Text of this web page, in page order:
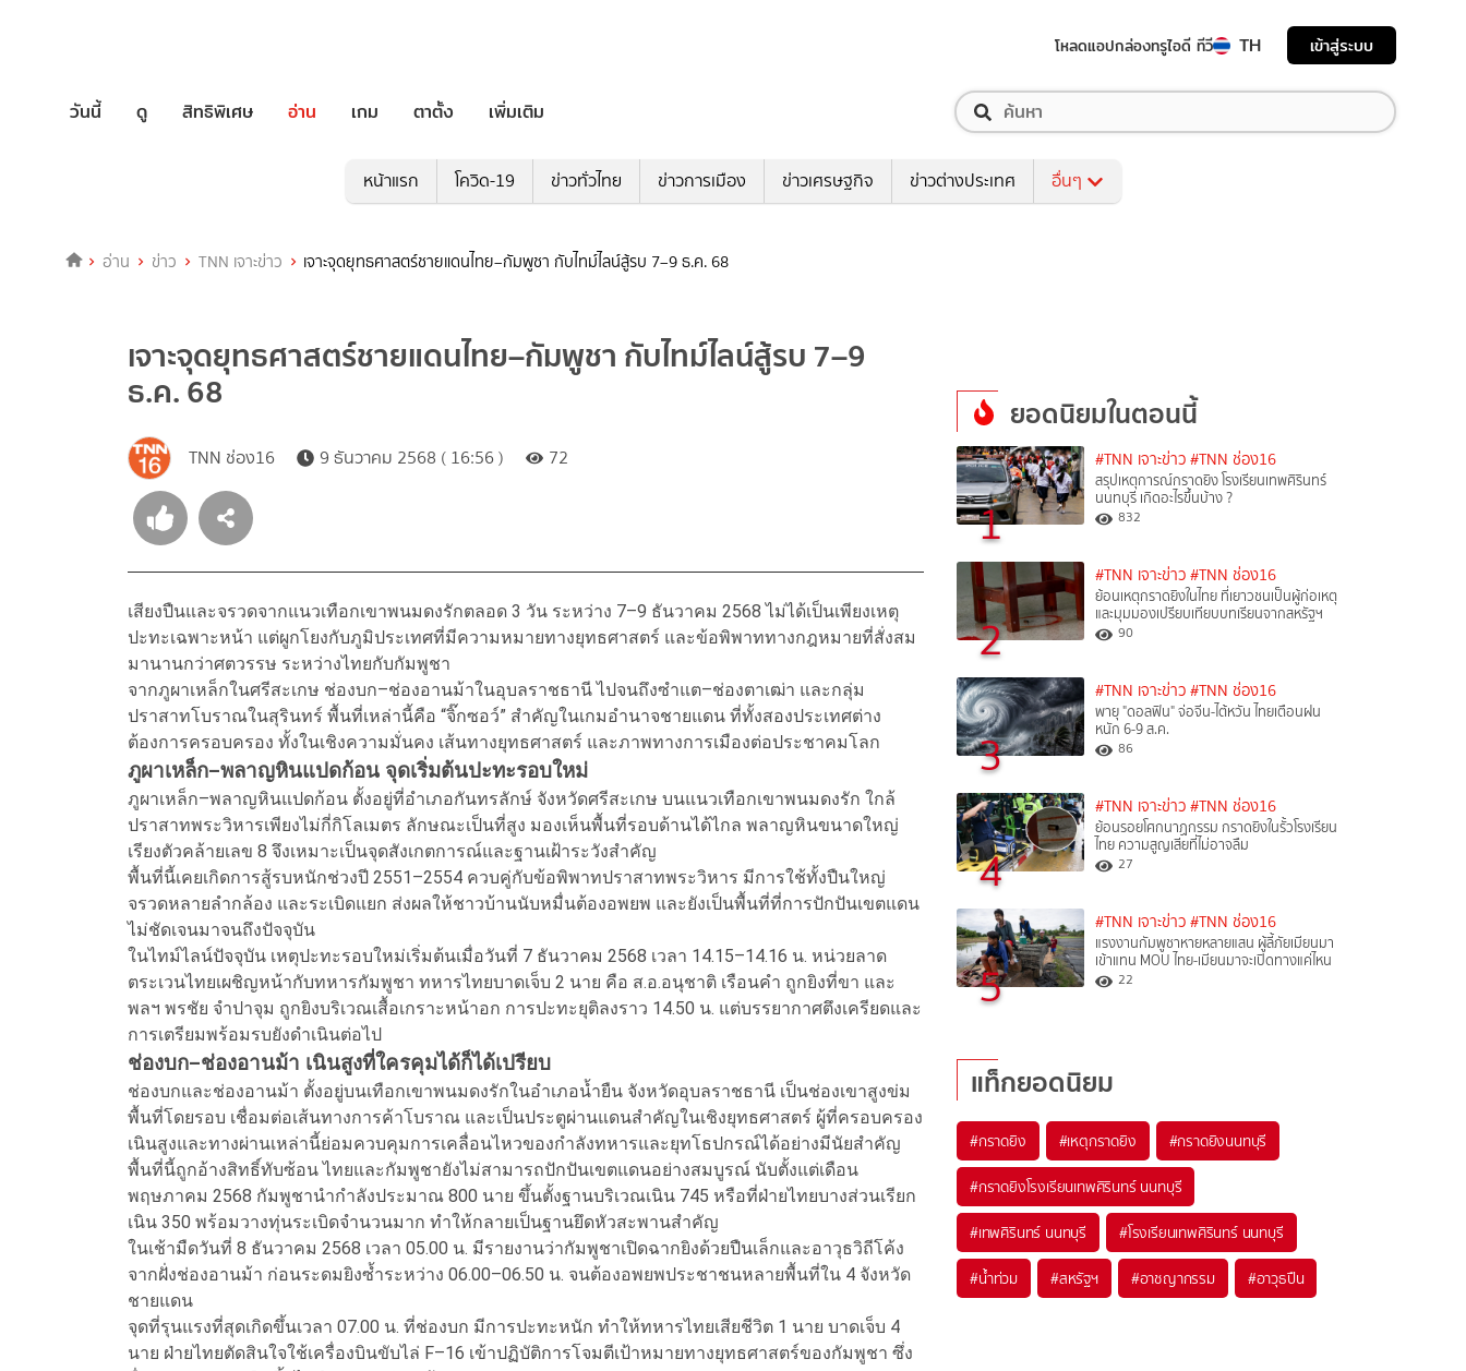
โหลดแอปกล่องทรูไอดี ทีวี TH เข้าสู่ระบบ
วันนี้ ดู สิทธิพิเศษ อ่าน เกม ตาตั้ง เพิ่มเติม
หน้าแรก โควิด-19 ข่าวทั่วไทย ข่าวการเมือง ข่าวเศรษฐกิจ ข่าวต่างประเทศ อื่นๆ
อ่าน ข่าว TNN เจาะข่าว เจาะจุดยุทธศาสตร์ชายแดนไทย–กัมพูชา กับไทม์ไลน์สู้รบ 7–9 ธ.ค. 68
เจาะจุดยุทธศาสตร์ชายแดนไทย–กัมพูชา กับไทม์ไลน์สู้รบ 7–9
ธ.ค. 68
TNN ช่อง16 9 ธันวาคม 2568 ( 16:56 ) 72
เสียงปืนและจรวดจากแนวเทือกเขาพนมดงรักตลอด 3 วัน ระหว่าง 7–9 ธันวาคม 2568 ไม่ได้เป็นเพียงเหตุ
ปะทะเฉพาะหน้า แต่ผูกโยงกับภูมิประเทศที่มีความหมายทางยุทธศาสตร์ และข้อพิพาททางกฎหมายที่สั่งสม
มานานกว่าศตวรรษ ระหว่างไทยกับกัมพูชา
จากภูผาเหล็กในศรีสะเกษ ช่องบก–ช่องอานม้าในอุบลราชธานี ไปจนถึงซำแต–ช่องตาเฒ่า และกลุ่ม
ปราสาทโบราณในสุรินทร์ พื้นที่เหล่านี้คือ “จิ๊กซอว์” สำคัญในเกมอำนาจชายแดน ที่ทั้งสองประเทศต่าง
ต้องการครอบครอง ทั้งในเชิงความมั่นคง เส้นทางยุทธศาสตร์ และภาพทางการเมืองต่อประชาคมโลก
ภูผาเหล็ก–พลาญหินแปดก้อน จุดเริ่มต้นปะทะรอบใหม่
ภูผาเหล็ก–พลาญหินแปดก้อน ตั้งอยู่ที่อำเภอกันทรลักษ์ จังหวัดศรีสะเกษ บนแนวเทือกเขาพนมดงรัก ใกล้
ปราสาทพระวิหารเพียงไม่กี่กิโลเมตร ลักษณะเป็นที่สูง มองเห็นพื้นที่รอบด้านได้ไกล พลาญหินขนาดใหญ่
เรียงตัวคล้ายเลข 8 จึงเหมาะเป็นจุดสังเกตการณ์และฐานเฝ้าระวังสำคัญ
พื้นที่นี้เคยเกิดการสู้รบหนักช่วงปี 2551–2554 ควบคู่กับข้อพิพาทปราสาทพระวิหาร มีการใช้ทั้งปืนใหญ่
จรวดหลายลำกล้อง และระเบิดแยก ส่งผลให้ชาวบ้านนับหมื่นต้องอพยพ และยังเป็นพื้นที่ที่การปักปันเขตแดน
ไม่ชัดเจนมาจนถึงปัจจุบัน
ในไทม์ไลน์ปัจจุบัน เหตุปะทะรอบใหม่เริ่มต้นเมื่อวันที่ 7 ธันวาคม 2568 เวลา 14.15–14.16 น. หน่วยลาด
ตระเวนไทยเผชิญหน้ากับทหารกัมพูชา ทหารไทยบาดเจ็บ 2 นาย คือ ส.อ.อนุชาติ เรือนคำ ถูกยิงที่ขา และ
พลฯ พรชัย จำปาจุม ถูกยิงบริเวณเสื้อเกราะหน้าอก การปะทะยุติลงราว 14.50 น. แต่บรรยากาศตึงเครียดและ
การเตรียมพร้อมรบยังดำเนินต่อไป
ช่องบก–ช่องอานม้า เนินสูงที่ใครคุมได้ก็ได้เปรียบ
ช่องบกและช่องอานม้า ตั้งอยู่บนเทือกเขาพนมดงรักในอำเภอน้ำยืน จังหวัดอุบลราชธานี เป็นช่องเขาสูงข่ม
พื้นที่โดยรอบ เชื่อมต่อเส้นทางการค้าโบราณ และเป็นประตูผ่านแดนสำคัญในเชิงยุทธศาสตร์ ผู้ที่ครอบครอง
เนินสูงและทางผ่านเหล่านี้ย่อมควบคุมการเคลื่อนไหวของกำลังทหารและยุทโธปกรณ์ได้อย่างมีนัยสำคัญ
พื้นที่นี้ถูกอ้างสิทธิ์ทับซ้อน ไทยและกัมพูชายังไม่สามารถปักปันเขตแดนอย่างสมบูรณ์ นับตั้งแต่เดือน
พฤษภาคม 2568 กัมพูชานำกำลังประมาณ 800 นาย ขึ้นตั้งฐานบริเวณเนิน 745 หรือที่ฝ่ายไทยบางส่วนเรียก
เนิน 350 พร้อมวางทุ่นระเบิดจำนวนมาก ทำให้กลายเป็นฐานยึดหัวสะพานสำคัญ
ในเช้ามืดวันที่ 8 ธันวาคม 2568 เวลา 05.00 น. มีรายงานว่ากัมพูชาเปิดฉากยิงด้วยปืนเล็กและอาวุธวิถีโค้ง
จากฝั่งช่องอานม้า ก่อนระดมยิงซ้ำระหว่าง 06.00–06.50 น. จนต้องอพยพประชาชนหลายพื้นที่ใน 4 จังหวัด
ชายแดน
จุดที่รุนแรงที่สุดเกิดขึ้นเวลา 07.00 น. ที่ช่องบก มีการปะทะหนัก ทำให้ทหารไทยเสียชีวิต 1 นาย บาดเจ็บ 4
นาย ฝ่ายไทยตัดสินใจใช้เครื่องบินขับไล่ F–16 เข้าปฏิบัติการโจมตีเป้าหมายทางยุทธศาสตร์ของกัมพูชา ซึ่ง
ยอดนิยมในตอนนี้
1
#TNN เจาะข่าว #TNN ช่อง16
สรุปเหตุการณ์กราดยิง โรงเรียนเทพศิรินทร์
นนทบุรี เกิดอะไรขึ้นบ้าง ?
832
2
#TNN เจาะข่าว #TNN ช่อง16
ย้อนเหตุกราดยิงในไทย ที่เยาวชนเป็นผู้ก่อเหตุ
และมุมมองเปรียบเทียบบทเรียนจากสหรัฐฯ
90
3
#TNN เจาะข่าว #TNN ช่อง16
พายุ "ดอลฟิน" จ่อจีน-ไต้หวัน ไทยเตือนฝน
หนัก 6-9 ส.ค.
86
4
#TNN เจาะข่าว #TNN ช่อง16
ย้อนรอยโศกนาฏกรรม กราดยิงในรั้วโรงเรียน
ไทย ความสูญเสียที่ไม่อาจลืม
27
5
#TNN เจาะข่าว #TNN ช่อง16
แรงงานกัมพูชาหายหลายแสน ผู้ลี้ภัยเมียนมา
เข้าแทน MOU ไทย-เมียนมาจะเปิดทางแค่ไหน
22
แท็กยอดนิยม
#กราดยิง #เหตุกราดยิง #กราดยิงนนทบุรี
#กราดยิงโรงเรียนเทพศิรินทร์ นนทบุรี
#เทพศิรินทร์ นนทบุรี #โรงเรียนเทพศิรินทร์ นนทบุรี
#น้ำท่วม #สหรัฐฯ #อาชญากรรม #อาวุธปืน